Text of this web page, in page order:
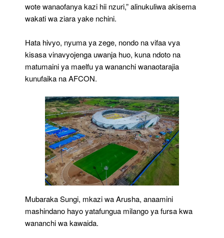
wote wanaofanya kazi hii nzuri,” alinukuliwa akisema
wakati wa ziara yake nchini.
Hata hivyo, nyuma ya zege, nondo na vifaa vya
kisasa vinavyojenga uwanja huo, kuna ndoto na
matumaini ya maelfu ya wananchi wanaotarajia
kunufaika na AFCON.
Mubaraka Sungi, mkazi wa Arusha, anaamini
mashindano hayo yatafungua milango ya fursa kwa
wananchi wa kawaida.